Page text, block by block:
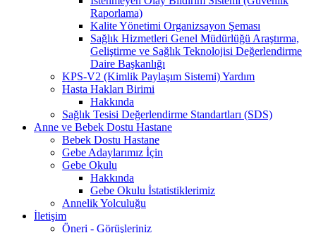
Raporlama)
Kalite Yönetimi Organizsayon Şeması
Sağlık Hizmetleri Genel Müdürlüğü Araştırma,
Geliştirme ve Sağlık Teknolojisi Değerlendirme
Daire Başkanlığı
KPS-V2 (Kimlik Paylaşım Sistemi) Yardım
Hasta Hakları Birimi
Hakkında
Sağlık Tesisi Değerlendirme Standartları (SDS)
Anne ve Bebek Dostu Hastane
Bebek Dostu Hastane
Gebe Adaylarımız İçin
Gebe Okulu
Hakkında
Gebe Okulu İstatistiklerimiz
Annelik Yolculuğu
İletişim
Öneri - Görüşleriniz